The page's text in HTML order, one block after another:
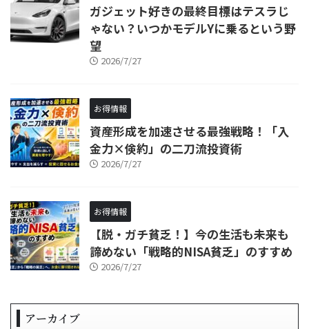
ガジェット好きの最終目標はテスラじ
ゃない？いつかモデルYに乗るという野
望
2026/7/27
お得情報
資産形成を加速させる最強戦略！「入
金力×倹約」の二刀流投資術
2026/7/27
お得情報
【脱・ガチ貧乏！】今の生活も未来も
諦めない「戦略的NISA貧乏」のすすめ
2026/7/27
アーカイブ